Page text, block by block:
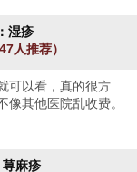
湿疹
人推荐）
可以看，真的很方
其他医院乱收费。
麻疹